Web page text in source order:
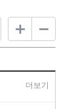
더보기